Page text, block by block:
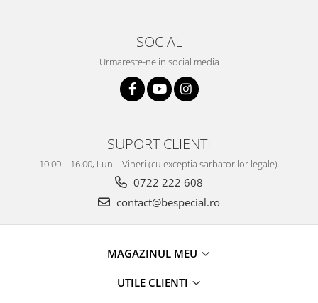
SOCIAL
Urmareste-ne in social media
SUPORT CLIENTI
10.00 – 16.00, Luni - Vineri (cu exceptia sarbatorilor legale).
0722 222 608
contact@bespecial.ro
MAGAZINUL MEU
UTILE CLIENTI